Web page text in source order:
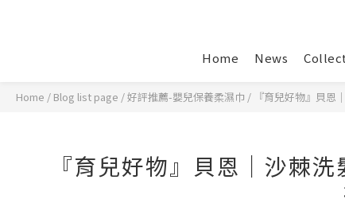
Home News
Home / Blog list page /好評推薦-嬰兒保養柔濕巾 / 『育兒好物』貝恩
『育兒好物』貝恩｜沙棘